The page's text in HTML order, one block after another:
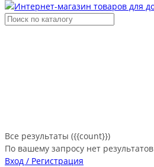
Все результаты ({{count}})
По вашему запросу нет результатов
Вход / Регистрация